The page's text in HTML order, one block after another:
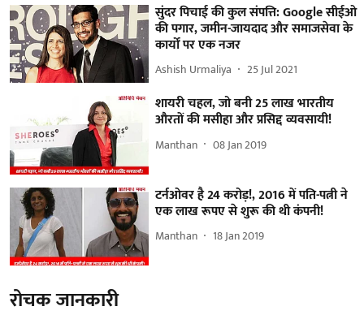
सुंदर पिचाई की कुल संपत्ति: Google सीईओ
की पगार, जमीन-जायदाद और समाजसेवा के
कार्यों पर एक नजर
Ashish Urmaliya 25 Jul 2021
शायरी चहल, जो बनी 25 लाख भारतीय
औरतों की मसीहा और प्रसिद्द व्यवसायी!
Manthan 08 Jan 2019
टर्नओवर है 24 करोड़!, 2016 में पति-पत्नी ने
एक लाख रूपए से शुरू की थी कंपनी!
Manthan 18 Jan 2019
रोचक जानकारी